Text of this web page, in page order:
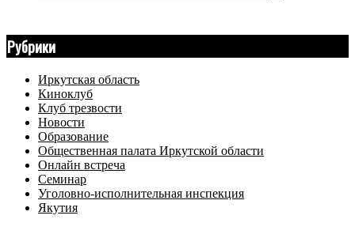
Рубрики
Иркутская область
Киноклуб
Клуб трезвости
Новости
Образование
Общественная палата Иркутской области
Онлайн встреча
Семинар
Уголовно-исполнительная инспекция
Якутия